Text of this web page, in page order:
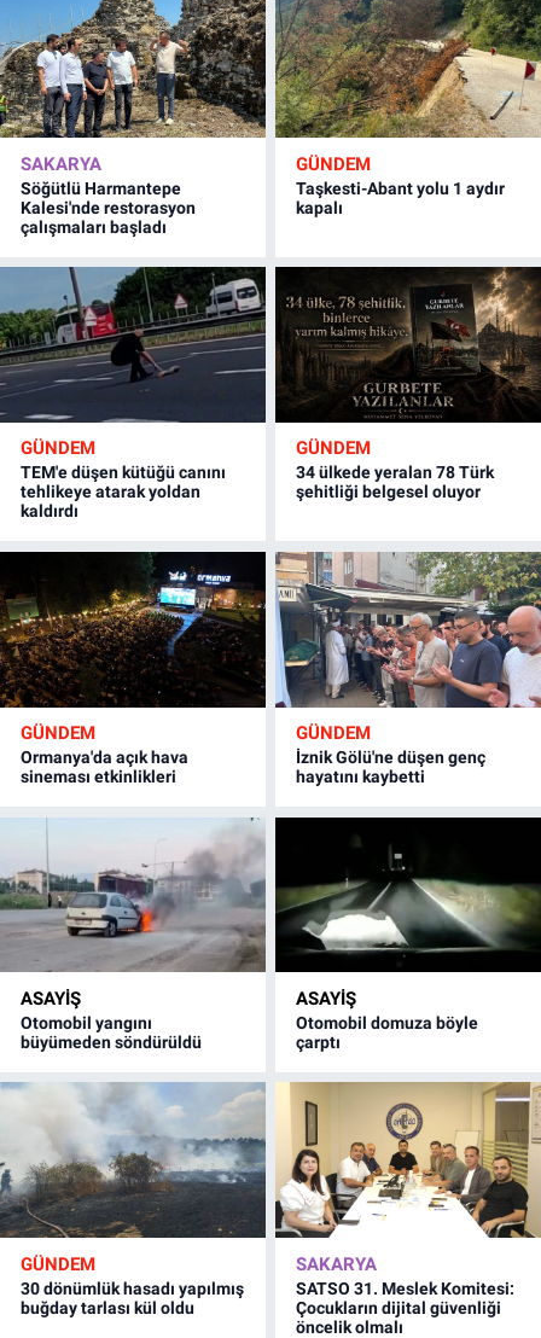
SAKARYA
Söğütlü Harmantepe
Kalesi'nde restorasyon
çalışmaları başladı
GÜNDEM
Taşkesti-Abant yolu 1 aydır
kapalı
GÜNDEM
TEM'e düşen kütüğü canını
tehlikeye atarak yoldan
kaldırdı
GÜNDEM
34 ülkede yeralan 78 Türk
şehitliği belgesel oluyor
GÜNDEM
Ormanya'da açık hava
sineması etkinlikleri
GÜNDEM
İznik Gölü'ne düşen genç
hayatını kaybetti
ASAYİŞ
Otomobil yangını
büyümeden söndürüldü
ASAYİŞ
Otomobil domuza böyle
çarptı
GÜNDEM
30 dönümlük hasadı yapılmış
buğday tarlası kül oldu
SAKARYA
SATSO 31. Meslek Komitesi:
Çocukların dijital güvenliği
öncelik olmalı